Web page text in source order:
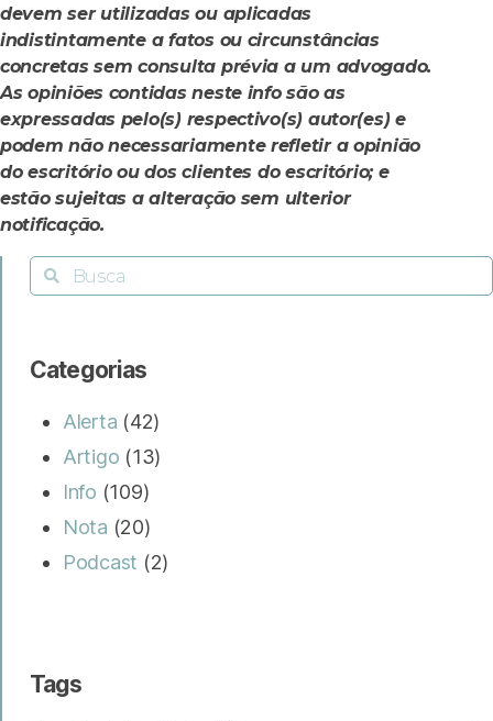
devem ser utilizadas ou aplicadas
indistintamente a fatos ou circunstâncias
concretas sem consulta prévia a um advogado.
As opiniões contidas neste info são as
expressadas pelo(s) respectivo(s) autor(es) e
podem não necessariamente refletir a opinião
do escritório ou dos clientes do escritório; e
estão sujeitas a alteração sem ulterior
notificação.
Categorias
Alerta (42)
Artigo (13)
Info (109)
Nota (20)
Podcast (2)
Tags